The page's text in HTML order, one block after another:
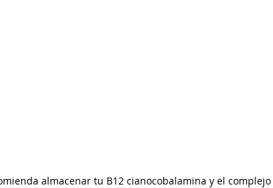
almacenar tu B12 cianocobalamina y el